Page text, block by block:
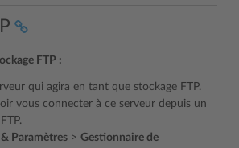
FTP :
qui agira en tant que stockage FTP.
vous connecter à ce serveur depuis un
Paramètres > Gestionnaire de